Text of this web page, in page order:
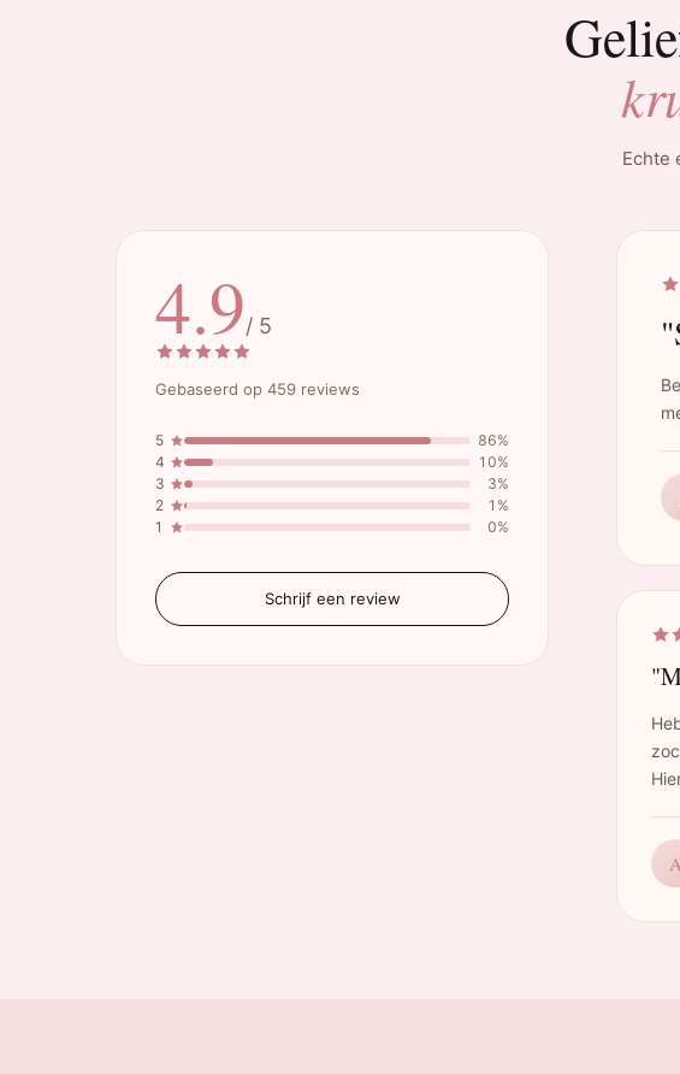
Echte
4.9/ 5
Gebaseerd op 459 reviews
5
86%
4
10%
3
3%
2
1%
1
0%
Schrijf een review
A